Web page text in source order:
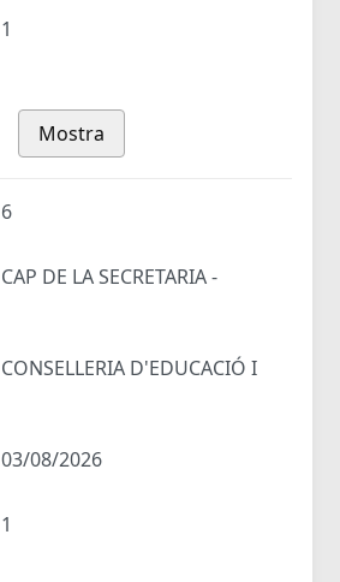
1
Mostra
6
CAP DE LA SECRETARIA -
CONSELLERIA D'EDUCACIÓ I
03/08/2026
1